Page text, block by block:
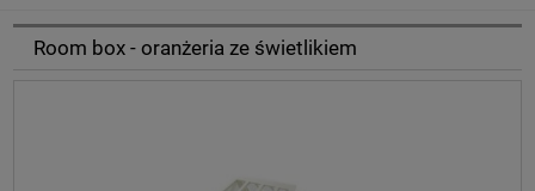
Room box - oranżeria ze świetlikiem